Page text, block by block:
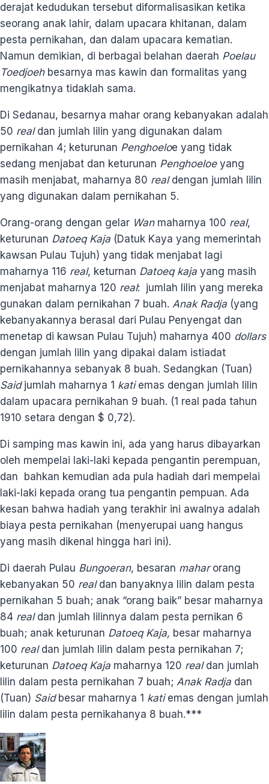
derajat kedudukan tersebut diformalisasikan ketika
seorang anak lahir, dalam upacara khitanan, dalam
pesta pernikahan, dan dalam upacara kematian.
Namun demikian, di berbagai belahan daerah Poelau
Toedjoehbesarnya mas kawin dan formalitas yang
mengikatnya tidaklah sama.
Di Sedanau, besarnya mahar orang kebanyakan adalah
50 realdan jumlah lilin yang digunakan dalam
pernikahan 4; keturunan Penghoeloe yang tidak
sedang menjabat dan keturunan Penghoeloeyang
masih menjabat, maharnya 80 realdengan jumlah lilin
yang digunakan dalam pernikahan 5.
Orang-orang dengan gelar Wanmaharnya 100 real,
keturunan Datoeq Kaja (Datuk Kaya yang memerintah
kawsan Pulau Tujuh) yang tidak menjabat lagi
maharnya 116 real, keturnan Datoeq kaja yang masih
menjabat maharnya 120 real: jumlah lilin yang mereka
gunakan dalam pernikahan 7 buah. Anak Radja (yang
kebanyakannya berasal dari Pulau Penyengat dan
menetap di kawsan Pulau Tujuh) maharnya 400 dollars
dengan jumlah lilin yang dipakai dalam istiadat
pernikahannya sebanyak 8 buah. Sedangkan (Tuan)
Saidjumlah maharnya 1 katiemas dengan jumlah lilin
dalam upacara pernikahan 9 buah. (1 real pada tahun
1910 setara dengan $ 0,72).
Di samping mas kawin ini, ada yang harus dibayarkan
oleh mempelai laki-laki kepada pengantin perempuan,
dan bahkan kemudian ada pula hadiah dari mempelai
laki-laki kepada orang tua pengantin pempuan. Ada
kesan bahwa hadiah yang terakhir ini awalnya adalah
biaya pesta pernikahan (menyerupai uang hangus
yang masih dikenal hingga hari ini).
Di daerah Pulau Bungoeran, besaran maharorang
kebanyakan 50 realdan banyaknya lilin dalam pesta
pernikahan 5 buah; anak “orang baik” besar maharnya
84 realdan jumlah lilinnya dalam pesta pernikan 6
buah; anak keturunan Datoeq Kaja, besar maharnya
100 realdan jumlah lilin dalam pesta pernikahan 7;
keturunan Datoeq Kaja maharnya 120 realdan jumlah
lilin dalam pesta pernikahan 7 buah; Anak Radja dan
(Tuan) Saidbesar maharnya 1 kati emas dengan jumlah
lilin dalam pesta pernikahanya 8 buah.***